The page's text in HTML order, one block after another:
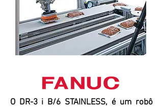
O DR-3 i B/6 STAINLESS, é um robô